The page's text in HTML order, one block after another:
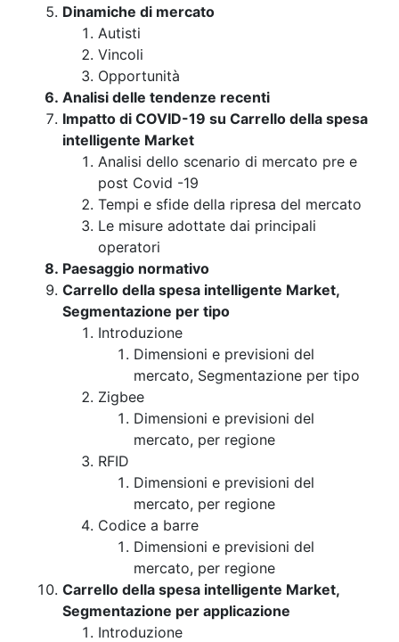
Dinamiche di mercato
Autisti
Vincoli
Opportunità
Analisi delle tendenze recenti
Impatto di COVID-19 su Carrello della spesa
intelligente Market
Analisi dello scenario di mercato pre e
post Covid -19
Tempi e sfide della ripresa del mercato
Le misure adottate dai principali
operatori
Paesaggio normativo
Carrello della spesa intelligente Market,
Segmentazione per tipo
Introduzione
Dimensioni e previsioni del
mercato, Segmentazione per tipo
Zigbee
Dimensioni e previsioni del
mercato, per regione
RFID
Dimensioni e previsioni del
mercato, per regione
Codice a barre
Dimensioni e previsioni del
mercato, per regione
Carrello della spesa intelligente Market,
Segmentazione per applicazione
Introduzione